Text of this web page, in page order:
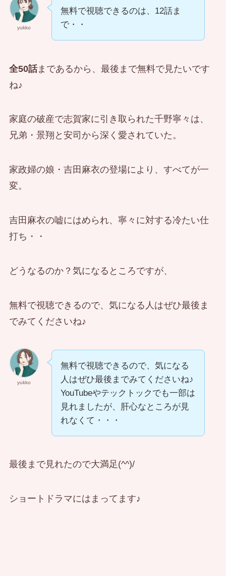
yukko
無料で視聴できるのは、12話ま
で・・
全50話まであるから、最後まで無料で見たいです
ね♪
家庭の破産で志賀家に引き取られた千野寧々は、
兄弟・景翔と安司から深く愛されていた。
家政婦の娘・吉田麻衣の登場により、すべてが一
変。
吉田麻衣の嘘にはめられ、寧々に対する冷たい仕
打ち・・
どうなるのか？気になるところですが、
無料で視聴できるので、気になる人はぜひ最後ま
でみてくださいね♪
yukko
無料で視聴できるので、気になる
人はぜひ最後までみてくださいね♪
YouTubeやテックトックでも一部は
見れましたが、肝心なところが見
れなくて・・・
最後まで見れたので大満足(^^)/
ショートドラマにはまってます♪